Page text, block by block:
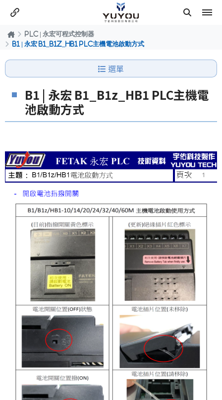
PLC | 永宏可程式控制器
B1 | 永宏 B1_B1z_HB1 PLC主機電池啟動方式
選單
B1 | 永宏 B1_B1z_HB1 PLC主機電
池啟動方式